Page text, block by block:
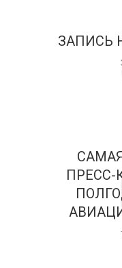
ЗАПИСЬ
ПРЕСС-